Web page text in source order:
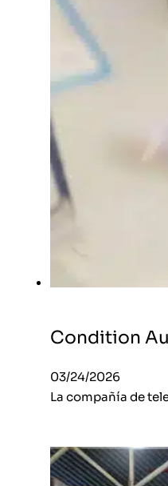
Condition
03/24/2026
La compañía de